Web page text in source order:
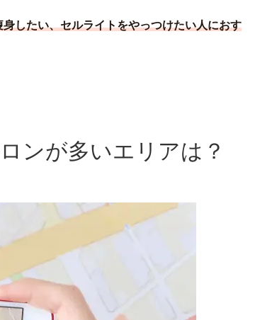
身したい、セルライトをやっつけたい人におす
ンが多いエリアは？